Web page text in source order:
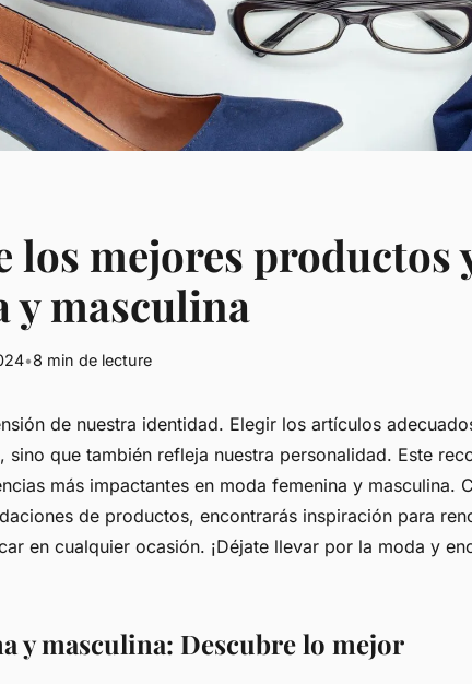
los mejores productos
y masculina
•8 min de lecture
de nuestra identidad. Elegir los artículos
sino que también refleja nuestra personalidad. Este
más impactantes en moda femenina y masculina.
de productos, encontrarás inspiración para
en cualquier ocasión. ¡Déjate llevar por la moda y
y masculina: Descubre lo mejor